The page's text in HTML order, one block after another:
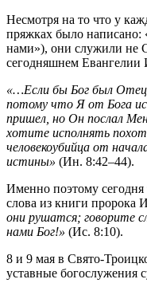
Несмотря на то что у
пряжках было
нами»), они служили не
сегодняшнем Евангелии
«…Если бы Бог был
потому что Я от Бога
пришел, но Он послал
хотите исполнять
человекоубийца от
истины» (Ин. 8:42–44).
Именно поэтому
слова из книги пророка
они рушатся; говорите
нами Бог!» (Ис. 8:10).
8 и 9 мая в Свято-
уставные богослужения